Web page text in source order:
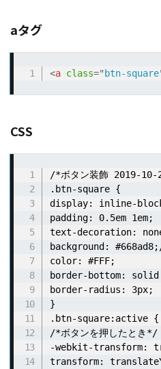
aタグ
<a class="btn-square
CSS
/*ボタン装飾 2019-
.btn-square {
display: inline-
padding: 0.5em 1em;
text-decoration:
background:
color: #FFF;
border-bottom: solid
border-radius: 3px;
}
.btn-square:active {
/*ボタンを押したとき*/
-webkit-transform:
transform: